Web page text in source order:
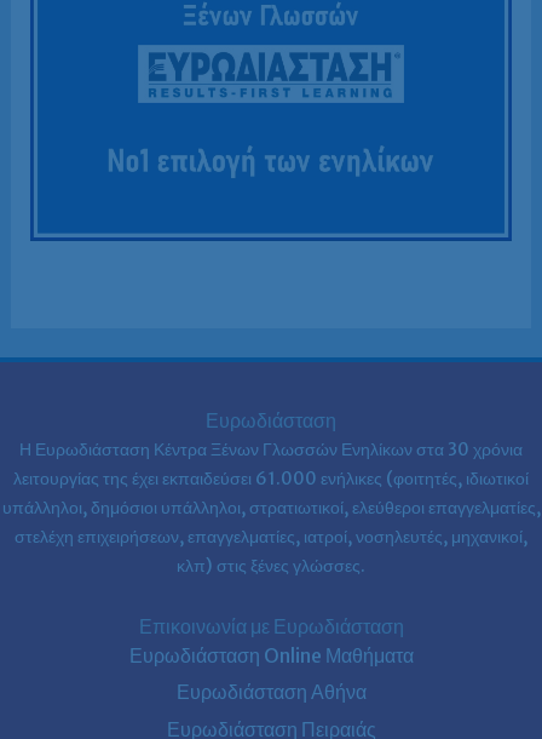
Ευρωδιάσταση
Η Ευρωδιάσταση Κέντρα Ξένων Γλωσσών Ενηλίκων στα 30 χρόνια
λειτουργίας της έχει εκπαιδεύσει 61.000 ενήλικες (φοιτητές, ιδιωτικοί
υπάλληλοι, δημόσιοι υπάλληλοι, στρατιωτικοί, ελεύθεροι επαγγελματίες,
στελέχη επιχειρήσεων, επαγγελματίες, ιατροί, νοσηλευτές, μηχανικοί,
κλπ) στις ξένες γλώσσες.
Επικοινωνία με Ευρωδιάσταση
Ευρωδιάσταση Online Μαθήματα
Ευρωδιάσταση Αθήνα
Ευρωδιάσταση Πειραιάς